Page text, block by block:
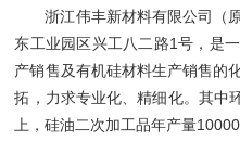
浙江伟丰新材料有限公司（
东工业园区兴工八二路1号，是
产销售及有机硅材料生产销售的
拓，力求专业化、精细化。其中
上，硅油二次加工品年产量10000